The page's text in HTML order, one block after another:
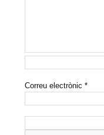
Correu electrònic*